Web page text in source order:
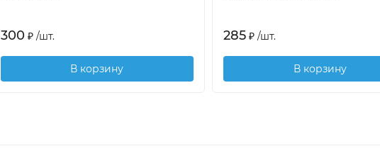
300 ₽ /шт.
В корзину
285 ₽ /шт.
В корзину